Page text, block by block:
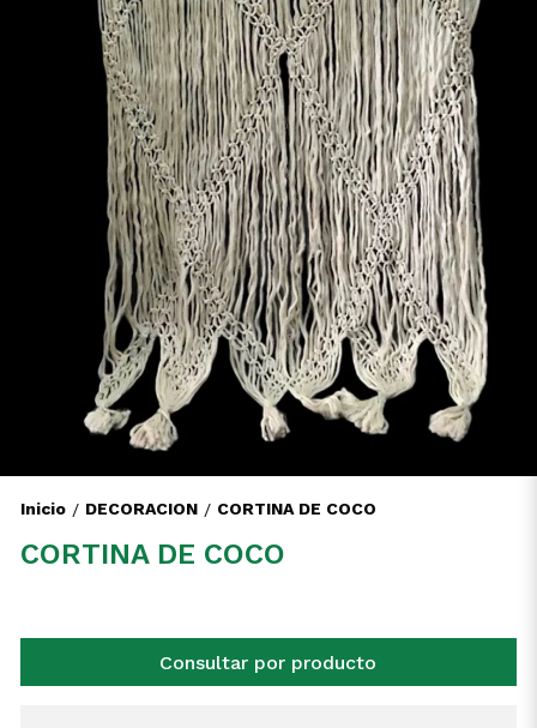
Inicio / DECORACION / CORTINA DE COCO
CORTINA DE COCO
Consultar por producto